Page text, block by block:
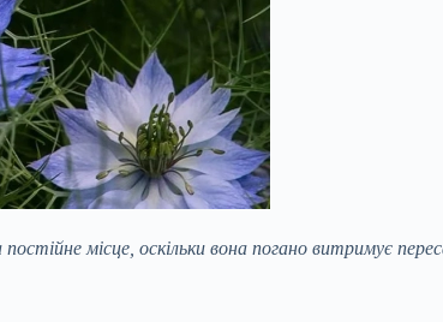
постійне місце, оскільки вона погано витримує